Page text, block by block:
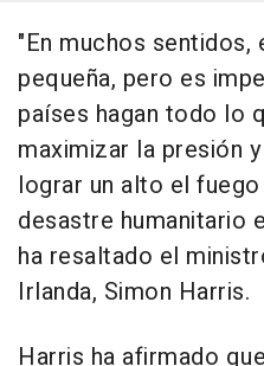
"En muchos sentidos,
pequeña, pero es
países hagan todo lo
maximizar la presión
lograr un alto el
desastre humanitario
ha resaltado el
Irlanda, Simon Harris.
Harris ha afirmado